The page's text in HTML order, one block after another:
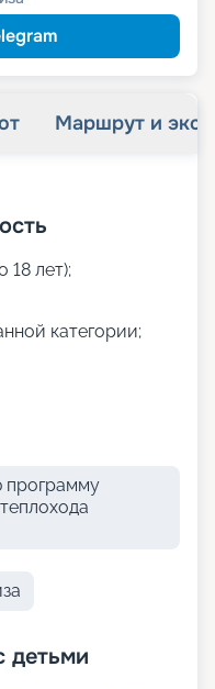
Маршрут и
18 лет);
категории;
программу
детьми